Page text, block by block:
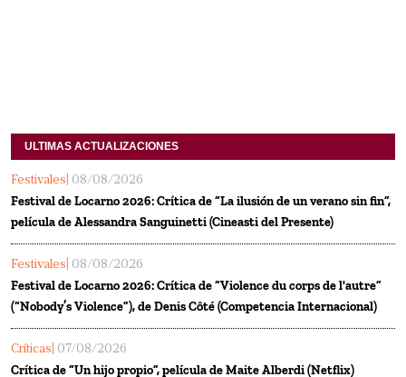
ULTIMAS ACTUALIZACIONES
Festivales | 08/08/2026
Festival de Locarno 2026: Crítica de “La ilusión de un verano sin fin”,
película de Alessandra Sanguinetti (Cineasti del Presente)
Festivales | 08/08/2026
Festival de Locarno 2026: Crítica de “Violence du corps de l'autre”
(“Nobody’s Violence”), de Denis Côté (Competencia Internacional)
Críticas | 07/08/2026
Crítica de “Un hijo propio”, película de Maite Alberdi (Netflix)